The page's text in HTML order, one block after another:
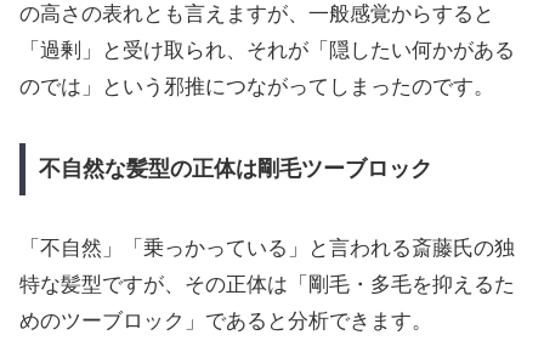
の高さの表れとも言えますが、一般感覚からすると
「過剰」と受け取られ、それが「隠したい何かがある
のでは」という邪推につながってしまったのです。
不自然な髪型の正体は剛毛ツーブロック
「不自然」「乗っかっている」と言われる斎藤氏の独
特な髪型ですが、その正体は「剛毛・多毛を抑えるた
めのツーブロック」であると分析できます。